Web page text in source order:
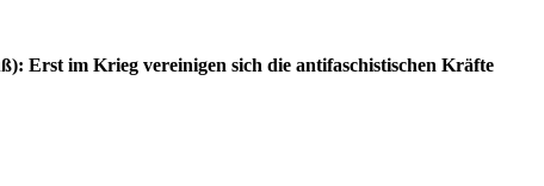
Erst im Krieg vereinigen sich die antifaschistischen Kräfte